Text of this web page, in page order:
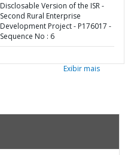
Disclosable Version of the ISR -
Second Rural Enterprise
Development Project - P176017 -
Sequence No : 6
Exibir mais